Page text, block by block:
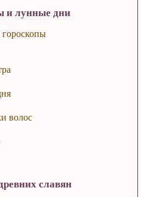
и лунные дни
волос
славян